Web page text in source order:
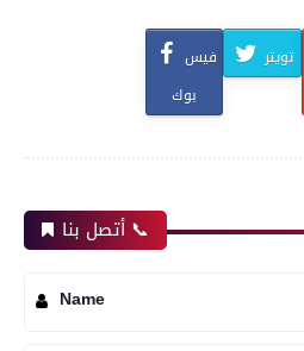
فيس
بوك
تويتر
أتصل بنا 📞
Name